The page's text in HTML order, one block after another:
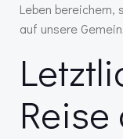
Leben bereichern,
auf unsere